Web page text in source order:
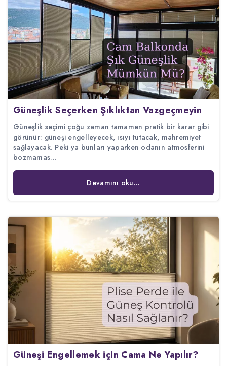
Güneşlik Seçerken Şıklıktan Vazgeçmeyin
Güneşlik seçimi çoğu zaman tamamen pratik bir karar gibi
görünür: güneşi engelleyecek, ısıyı tutacak, mahremiyet
sağlayacak. Peki ya bunları yaparken odanın atmosferini
bozmamas...
Devamını oku...
Güneşi Engellemek için Cama Ne Yapılır?